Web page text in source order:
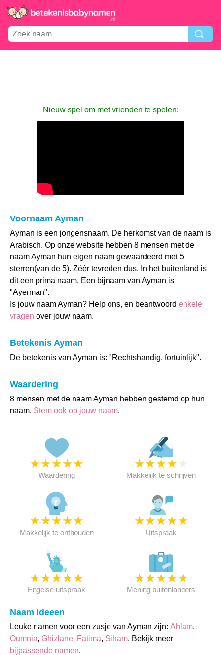
Nieuw spel om met vrienden te spelen:
Voornaam Ayman
Ayman is een jongensnaam. De herkomst van de naam is
Arabisch. Op onze website hebben 8 mensen met de
naam Ayman hun eigen naam gewaardeerd met 5
sterren(van de 5). Zéér tevreden dus. In het buitenland is
dit een prima naam. Een bijnaam van Ayman is
"Ayerman".
Is jouw naam Ayman? Help ons, en beantwoord enkele
vragen over jouw naam.
Betekenis Ayman
De betekenis van Ayman is: "Rechtshandig, fortuinlijk".
Waardering
8 mensen met de naam Ayman hebben gestemd op hun
naam. Stem ook op jouw naam.
★★★★★
Waardering
★★★★
Makkelijk te schrijven
★★★★★
Makkelijk te onthouden
★★★★★
Uitspraak
★★★★★
Engelse uitspraak
★★★★★
Mening buitenlanders
Naam ideeen
Leuke namen voor een zusje van Ayman zijn: Ahlam,
Oumnia, Ghizlane, Fatima, Siham. Bekijk meer
bijpassende namen.